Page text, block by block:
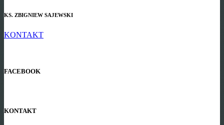
KS. ZBIGNIEW SAJEWSKI
KONTAKT
FACEBOOK
KONTAKT